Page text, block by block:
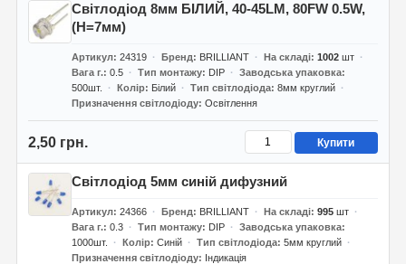
Світлодіод 8мм БІЛИЙ, 40-45LM, 80FW 0.5W,
(H=7мм)
Артикул 24319 Бренд BRILLIANT На складі 1002шт
Вага г. 0.5 Тип монтажу DIP
Заводська упаковка
500шт.
Колір Білий Тип світлодіода 8мм круглий
Призначення світлодіоду Освітлення
2,50 грн. Купити
Світлодіод 5мм синій дифузний
Артикул 24366 Бренд BRILLIANT На складі 995шт
Вага г. 0.3 Тип монтажу DIP
Заводська упаковка
1000шт.
Колір Синій Тип світлодіода 5мм круглий
Призначення світлодіоду
Індикація